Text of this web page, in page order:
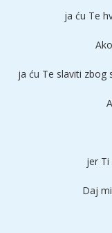
ja ću Te
ja ću Te slaviti zbog
jer Ti
Daj